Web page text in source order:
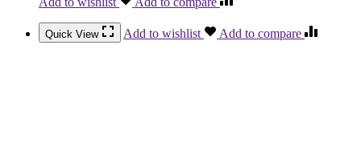
Quick View Add to wishlist Add to compare